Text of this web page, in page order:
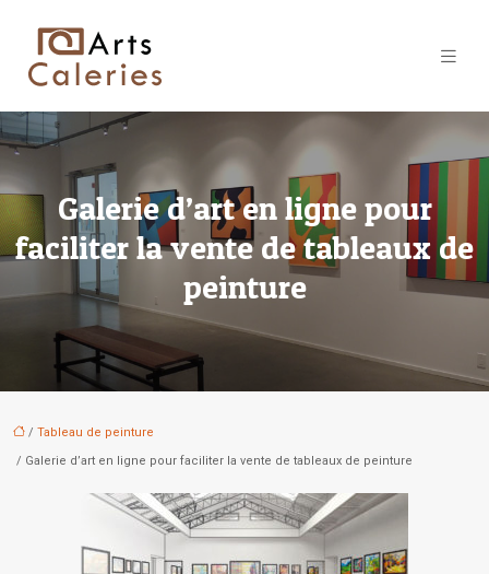
Galerie d’art en ligne pour
faciliter la vente de tableaux de
peinture
/ Tableau de peinture
/ Galerie d’art en ligne pour faciliter la vente de tableaux de peinture